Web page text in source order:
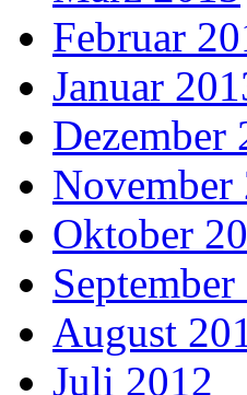
Februar
Januar
Dezember
November
Oktober
August
Juli 2012